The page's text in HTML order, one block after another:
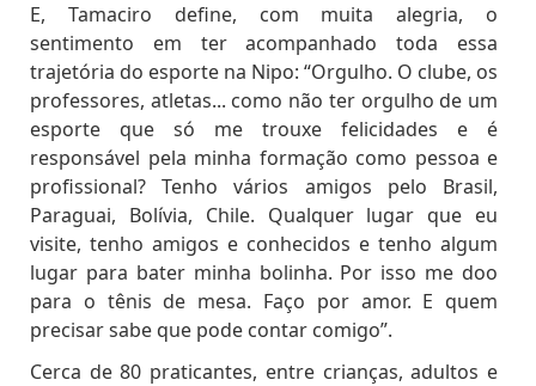
E, Tamaciro define, com muita alegria, o
sentimento em ter acompanhado toda essa
trajetória do esporte na Nipo: “Orgulho. O clube, os
professores, atletas... como não ter orgulho de um
esporte que só me trouxe felicidades e é
responsável pela minha formação como pessoa e
profissional? Tenho vários amigos pelo Brasil,
Paraguai, Bolívia, Chile. Qualquer lugar que eu
visite, tenho amigos e conhecidos e tenho algum
lugar para bater minha bolinha. Por isso me doo
para o tênis de mesa. Faço por amor. E quem
precisar sabe que pode contar comigo”.
Cerca de 80 praticantes, entre crianças, adultos e